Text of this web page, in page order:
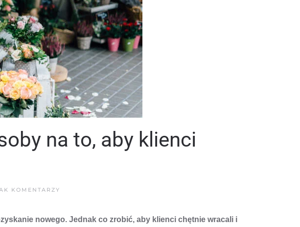
na to, aby klienci
KOMENTARZY
–
nowego. Jednak co zrobić, aby klienci chętnie wracali i